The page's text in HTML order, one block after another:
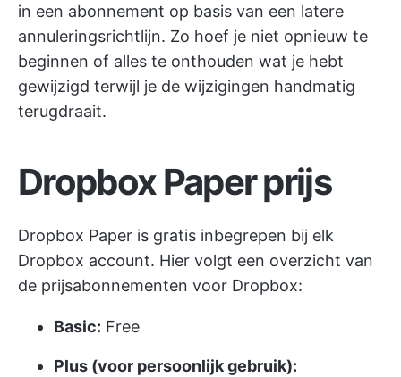
in een abonnement op basis van een latere
annuleringsrichtlijn. Zo hoef je niet opnieuw te
beginnen of alles te onthouden wat je hebt
gewijzigd terwijl je de wijzigingen handmatig
terugdraait.
Dropbox Paper prijs
Dropbox Paper is gratis inbegrepen bij elk
Dropbox account. Hier volgt een overzicht van
de prijsabonnementen voor Dropbox:
Basic: Free
Plus (voor persoonlijk gebruik):